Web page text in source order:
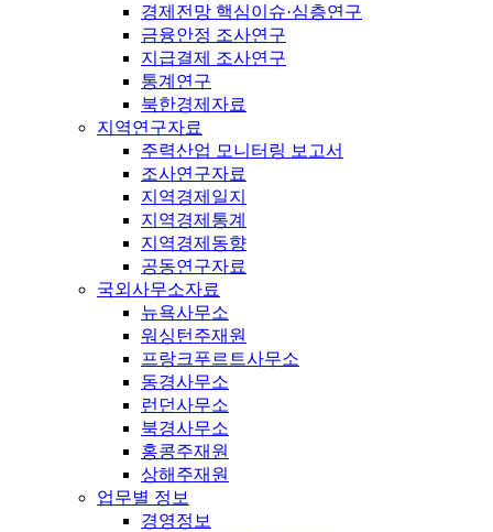
경제전망 핵심이슈·심층연구
금융안정 조사연구
지급결제 조사연구
통계연구
북한경제자료
지역연구자료
주력산업 모니터링 보고서
조사연구자료
지역경제일지
지역경제통계
지역경제동향
공동연구자료
국외사무소자료
뉴욕사무소
워싱턴주재원
프랑크푸르트사무소
동경사무소
런던사무소
북경사무소
홍콩주재원
상해주재원
업무별 정보
경영정보